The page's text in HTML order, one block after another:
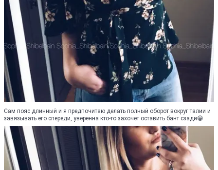
Сам пояс длинный и я предпочитаю делать полный оборот вокруг талии и
завязывать его спереди, уверенна кто-то захочет оставить бант сзади😁